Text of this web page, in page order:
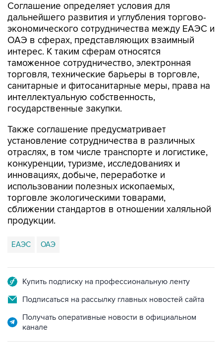
Соглашение определяет условия для
дальнейшего развития и углубления торгово-
экономического сотрудничества между ЕАЭС и
ОАЭ в сферах, представляющих взаимный
интерес. К таким сферам относятся
таможенное сотрудничество, электронная
торговля, технические барьеры в торговле,
санитарные и фитосанитарные меры, права на
интеллектуальную собственность,
государственные закупки.
Также соглашение предусматривает
установление сотрудничества в различных
отраслях, в том числе транспорте и логистике,
конкуренции, туризме, исследованиях и
инновациях, добыче, переработке и
использовании полезных ископаемых,
торговле экологическими товарами,
сближении стандартов в отношении халяльной
продукции.
ЕАЭС ОАЭ
Купить подписку на профессиональную ленту
Подписаться на рассылку главных новостей сайта
Получать оперативные новости в официальном
канале